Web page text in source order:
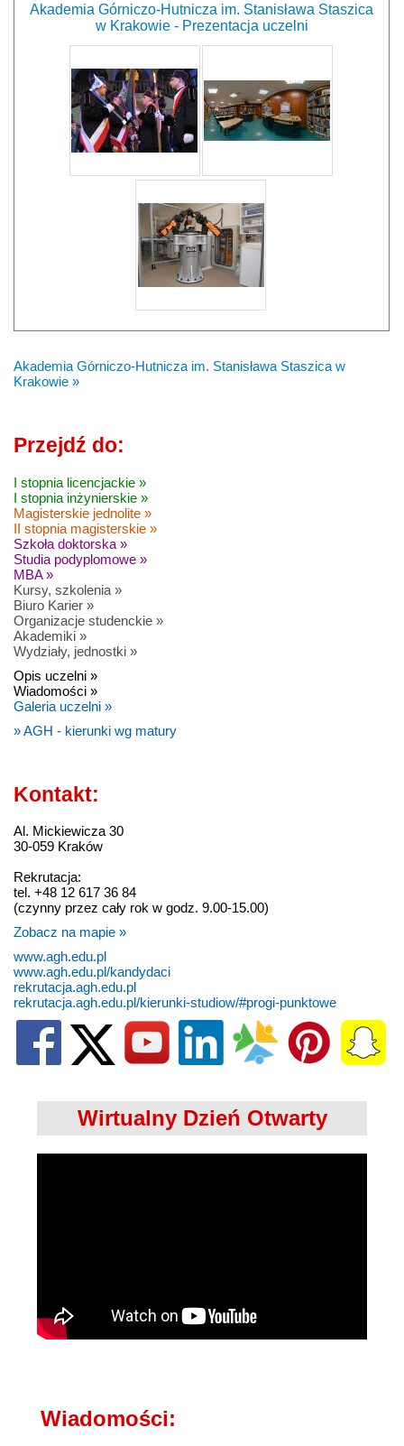
Akademia Górniczo-Hutnicza im. Stanisława Staszica
w Krakowie - Prezentacja uczelni
Akademia Górniczo-Hutnicza im. Stanisława Staszica w
Krakowie »
Przejdź do:
I stopnia licencjackie »
I stopnia inżynierskie »
Magisterskie jednolite »
II stopnia magisterskie »
Szkoła doktorska »
Studia podyplomowe »
MBA »
Kursy, szkolenia »
Biuro Karier »
Organizacje studenckie »
Akademiki »
Wydziały, jednostki »
Opis uczelni »
Wiadomości »
Galeria uczelni »
» AGH - kierunki wg matury
Kontakt:
Al. Mickiewicza 30
30-059 Kraków
Rekrutacja:
tel. +48 12 617 36 84
(czynny przez cały rok w godz. 9.00-15.00)
Zobacz na mapie »
www.agh.edu.pl
www.agh.edu.pl/kandydaci
rekrutacja.agh.edu.pl
rekrutacja.agh.edu.pl/kierunki-studiow/#progi-punktowe
Wirtualny Dzień Otwarty
Wiadomości: